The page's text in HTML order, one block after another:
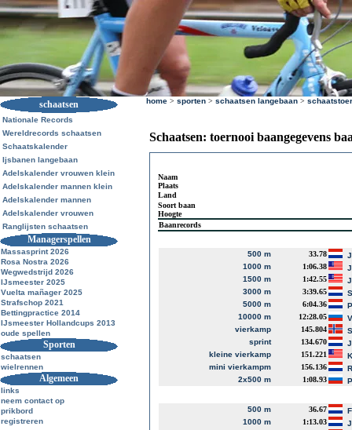
schaatsen
Nationale Records
Wereldrecords schaatsen
Schaatskalender
Ijsbanen langebaan
Adelskalender vrouwen klein
Adelskalender mannen klein
Adelskalender mannen
Adelskalender vrouwen
Ranglijsten schaatsen
Managerspellen
Massasprint 2026
Rosa Nostra 2026
Wegwedstrijd 2026
IJsmeester 2025
Vuelta mañager 2025
Strafschop 2021
Bettingpractice 2014
IJsmeester Hollandcups 2013
oude spellen
Sporten
schaatsen
wielrennen
Algemeen
links
neem contact op
prikbord
registreren
home > sporten > schaatsen langebaan >
Schaatsen: toernooi baangegevens
Naam
Plaats
Land
Soort baan
Hoogte
Baanrecords
500 m 33.78
1000 m
1:06.38
1500 m
1:42.55
3000 m
3:39.65
5000 m
6:04.36
10000 m
12:28.05
vierkamp
145.804
sprint
134.670
kleine vierkamp
151.221
mini vierkampm
156.136
2x500 m
1:08.93
500 m 36.67
1000 m
1:13.03